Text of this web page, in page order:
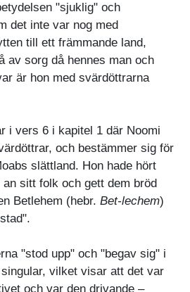
"sjuklig" och
det inte var nog med
till ett främmande land,
av sorg då hennes man och
är hon med svärdöttrarna
i vers 6 i kapitel 1 där Noomi
och bestämmer sig för
slättland. Hon hade hört
sitt folk och gett dem bröd
Betlehem (hebr.Bet-lechem)
"stod upp" och "begav sig" i
vilket visar att det var
och var den drivande –